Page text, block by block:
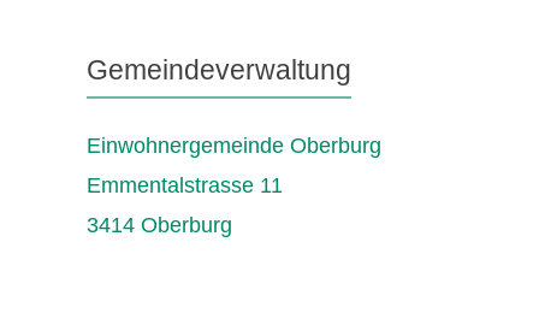
Gemeindeverwaltung
Einwohnergemeinde Oberburg
Emmentalstrasse 11
3414 Oberburg